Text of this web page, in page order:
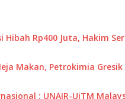
Hibah Rp400 Juta, Hakim
Makan, Petrokimia
: UNAIR-UiTM